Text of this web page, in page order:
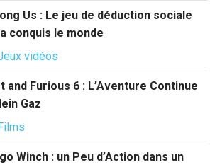
Us : Le jeu de déduction sociale
conquis le monde
vidéos
and Furious 6 : L’Aventure Continue
Gaz
Films
Winch : un Peu d’Action dans un